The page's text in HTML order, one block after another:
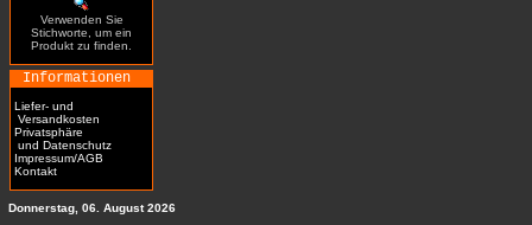
Verwenden Sie
Stichworte, um ein
Produkt zu finden.
Informationen
Liefer- und
Versandkosten
Privatsphäre
und Datenschutz
Impressum/AGB
Kontakt
Donnerstag, 06. August 2026